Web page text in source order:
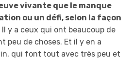
vivante que le manque
ou un défi, selon la façon
Il y a ceux qui ont beaucoup de
peu de choses. Et il y en a
qui font tout avec très peu et